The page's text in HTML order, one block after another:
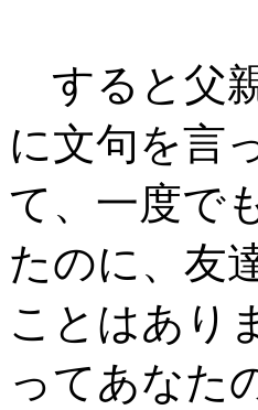
すると父
に文句を言
て、一度で
たのに、友
ことはあり
ってあなた